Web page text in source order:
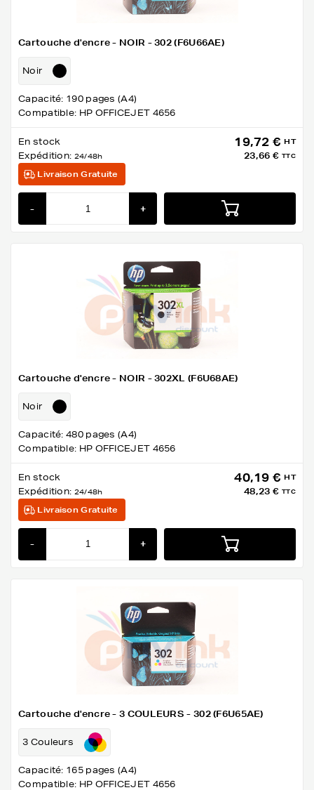
Cartouche d'encre - NOIR - 302 (F6U66AE)
Noir
Capacité: 190 pages (A4)
Compatible: HP OFFICEJET 4656
En stock
Expédition: 24/48h
19,72 € HT
23,66 € TTC
Livraison Gratuite
- +
Cartouche d'encre - NOIR - 302XL (F6U68AE)
Noir
Capacité: 480 pages (A4)
Compatible: HP OFFICEJET 4656
En stock
Expédition: 24/48h
40,19 € HT
48,23 € TTC
Livraison Gratuite
- +
Cartouche d'encre - 3 COULEURS - 302 (F6U65AE)
3 Couleurs
Capacité: 165 pages (A4)
Compatible: HP OFFICEJET 4656